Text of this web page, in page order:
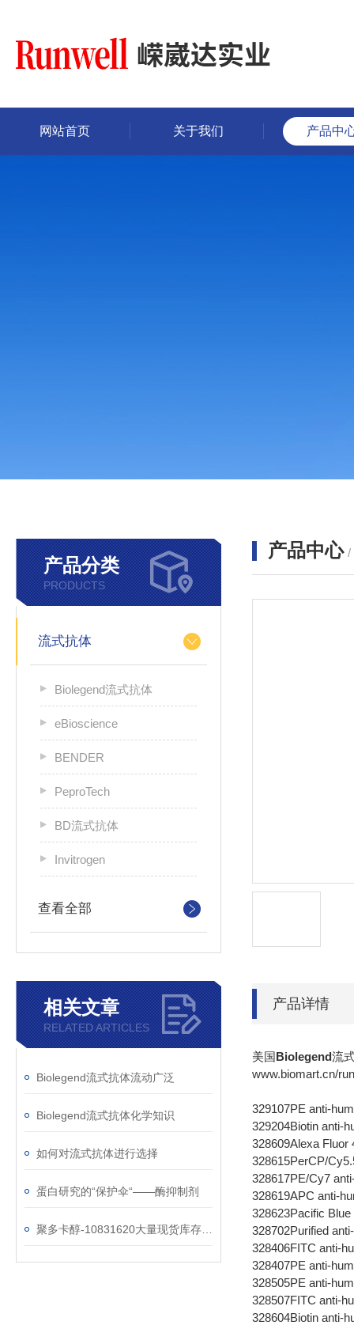
网站首页 关于我们 产品中
产品分类
PRODUCTS
流式抗体
Biolegend流式抗体
eBioscience
BENDER
PeproTech
BD流式抗体
Invitrogen
查看全部
相关文章
RELATED ARTICLES
Biolegend流式抗体流动广泛
Biolegend流式抗体化学知识
如何对流式抗体进行选择
蛋白研究的“保护伞“——酶抑制剂
产品中心 /
产品详情
美国Biolegend流
www.biomart.cn/
329107PE anti-
329204Biotin anti-
328609Alexa Fluor
328615PerCP/
328617PE/Cy7
328619APC anti-
328623Pacific
328702Purified
328406FITC anti-
328407PE anti-
328505PE anti-
328507FITC anti-
328604Biotin anti-